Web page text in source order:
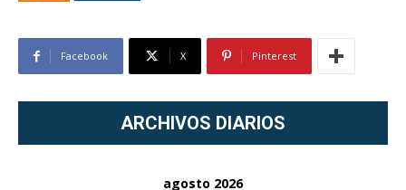
Facebook X Pinterest
ARCHIVOS DIARIOS
agosto 2026